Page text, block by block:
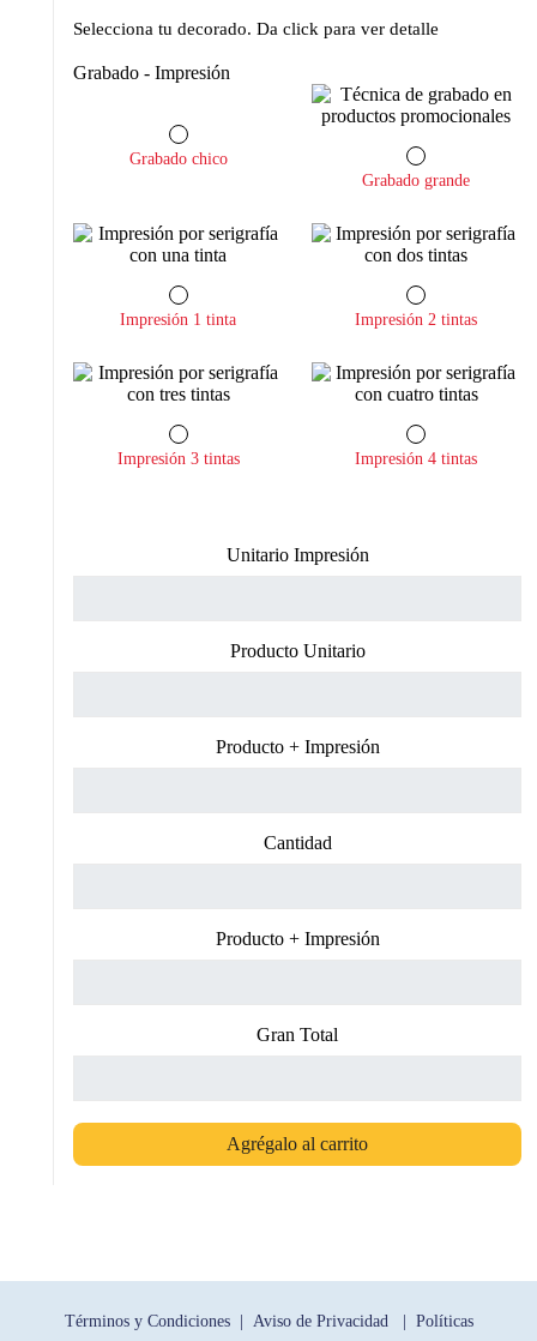
Selecciona tu decorado. Da click para ver detalle
Grabado - Impresión
Grabado chico
Grabado grande
Impresión 1 tinta Impresión 2 tintas
Impresión 3 tintas Impresión 4 tintas
Unitario Impresión
Producto Unitario
Producto + Impresión
Cantidad
Producto + Impresión
Gran Total
Agrégalo al carrito
Términos y Condiciones | Aviso de Privacidad | Políticas